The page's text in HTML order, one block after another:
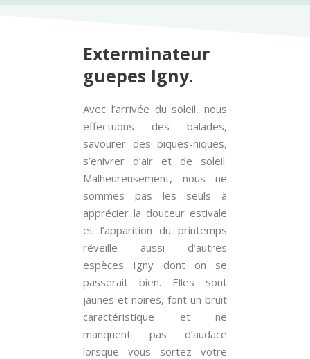
Exterminateur
guepes Igny.
Avec l’arrivée du soleil, nous
effectuons des balades,
savourer des piques-niques,
s’enivrer d’air et de soleil.
Malheureusement, nous ne
sommes pas les seuls à
apprécier la douceur estivale
et l’apparition du printemps
réveille aussi d’autres
espèces Igny dont on se
passerait bien. Elles sont
jaunes et noires, font un bruit
caractéristique et ne
manquent pas d’audace
lorsque vous sortez votre